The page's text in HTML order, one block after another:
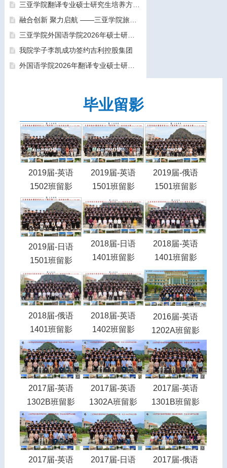
三亚学院翻译专业硕士研究生培养方向和导师团队介绍
融合创新 聚力启航 ——三亚学院旅游与大健康学院正式揭牌成立
三亚学院外国语学院2026年硕士研究生拟录取名单公示公告（一志愿）
我院学子李凯成功签约吉利控股集团
外国语学院2026年翻译专业硕士研究生（MTI）一志愿考生面试工作圆满结束
毕业留影
2019届-英语
1502班留影
2019届-英语
1501班留影
2019届-俄语
1501班留影
2019届-日语
1501班留影
2018届-日语
1401班留影
2018届-英语
1401班留影
2018届-俄语
1401班留影
2018届-英语
1402班留影
2016届-英语
1202A班留影
2017届-英语
1302B班留影
2017届-英语
1302A班留影
2017届-英语
1301B班留影
2017届-英语
2017届-日语
2017届-俄语